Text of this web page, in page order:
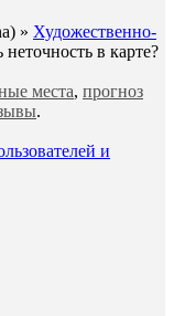
» Художественно-
неточность в карте?
места, прогноз
.
и